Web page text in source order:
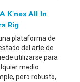
K'nex All-In-
Rig
plataforma de
del arte de
utilizarse para
medio
pero robusto,